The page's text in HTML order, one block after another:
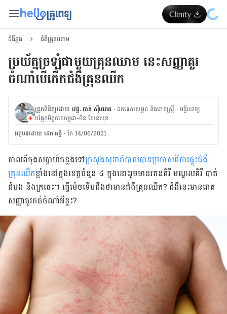
ជំងឺឆ្លង ជំងឺគ្រុនឈាម
ប្រយ័ត្នច្រឡំជាមួយគ្រុនឈាម នេះសញ្ញាគួរ
ចំណាំបើកើតជំងឺគ្រុនឈីក
ត្រួតពិនិត្យដោយ វេជ្ជ. ចាន់ ស៊ីណេត ·ឯកទេសសម្ភព និងរោគស្ត្រី ·ម​ន្ទីរពេទ្យ
បង្អែកមិត្តភាពកម្ពុជា-ចិន សែនសុខ
អត្ថបទ​ដោយ ដេត ធន្នី ·កែ 14/06/2021
កាល​ពី​ចុង​សប្តាហ៍​កន្លង​ទៅ​ក្រសួង​សុខាភិបាល​បាន​ប្រកាស​ពី​ការ​ផ្ទុះ​ជំងឺ​
គ្រុន​ឈីក​ខ្លាំងនៅ​ក្នុង​ខេត្ត​ចំនួន ៤ ក្នុង​នោះ​រួម​មាន​រតនគិរី មណ្ឌលគិរី បាត់
ដំបង និង​ក្រចេះ។ ធ្វើ​ម៉េច​ទើប​ដឹង​ថា​មាន​ជំងឺ​គ្រុន​ឈីក? ជំងឺ​នេះ​មាន​រោគ​
សញ្ញាគួរកត់ចំណាំ​អី​ខ្លះ?